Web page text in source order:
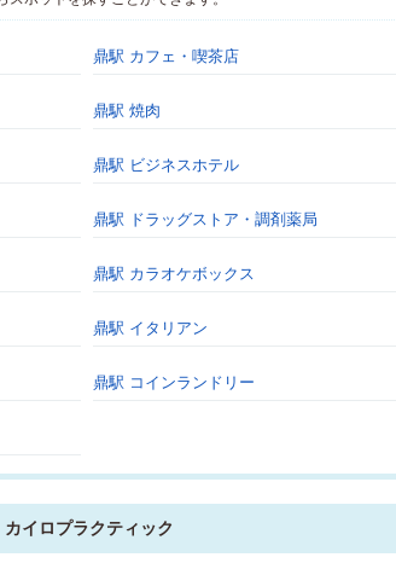
鼎駅 カフェ・喫茶店
鼎駅 焼肉
鼎駅 ビジネスホテル
鼎駅 ドラッグストア・調剤薬局
鼎駅 カラオケボックス
鼎駅 イタリアン
鼎駅 コインランドリー
イロプラクティック